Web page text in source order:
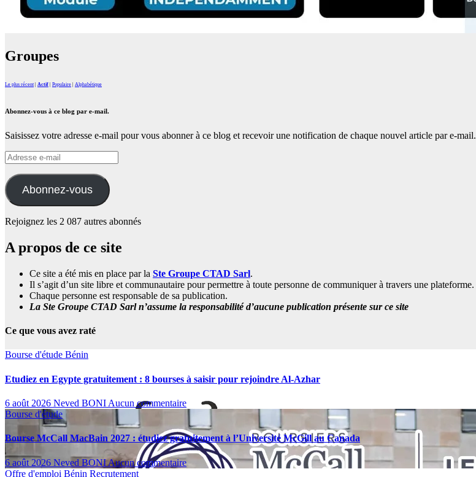
Groupes
Le plus récent Actif Populaire Alphabétique
Abonnez-vous à ce blog par e-mail.
Saisissez votre adresse e-mail pour vous abonner à ce blog et recevoir une notification de chaque nouvel article par e-mail.
Adresse
e-
mail
Abonnez-vous
Rejoignez les 2 087 autres abonnés
A propos de ce site
Ce site a été mis en place par la Ste Groupe CTAD Sarl.
Il s’agit d’un site libre et communautaire pour permettre à toute personne de communiquer à travers une plateforme.
Chaque personne est responsable de sa publication.
La Ste Groupe CTAD Sarl n’assume la responsabilité d’aucune publication présente sur ce site
Ce que vous avez raté
Bourse d'étude Bénin
Etudiez en Egypte gratuitement : 8 bourses à saisir pour rejoindre Al-Azhar
6 août 2026 Neved BONI Aucun commentaire
Bourse d'étude
Bourse McCall MacBain 2027 : étudiez gratuitement à l’Université McGill au Canada
6 août 2026 Neved BONIAucun commentaire
Offre d'emploi Bénin Recrutement